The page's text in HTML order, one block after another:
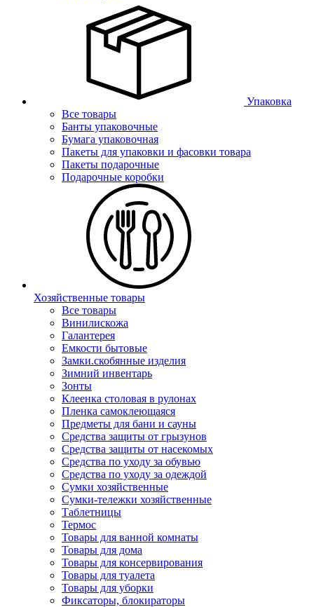
Упаковка
Все товары
Банты упаковочные
Бумага упаковочная
Пакеты для упаковки и фасовки товара
Пакеты подарочные
Подарочные коробки
Хозяйственные товары
Все товары
Винилискожа
Галантерея
Емкости бытовые
Замки.скобянные изделия
Зимний инвентарь
Зонты
Клеенка столовая в рулонах
Пленка самоклеющаяся
Предметы для бани и сауны
Средства защиты от грызунов
Средства защиты от насекомых
Средства по уходу за обувью
Средства по уходу за одеждой
Сумки хозяйственные
Сумки-тележки хозяйственные
Таблетницы
Термос
Товары для ванной комнаты
Товары для дома
Товары для консервирования
Товары для туалета
Товары для уборки
Фиксаторы, блокираторы